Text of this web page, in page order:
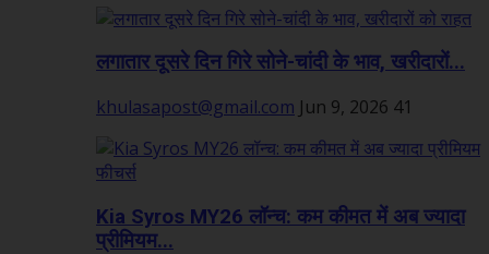
लगातार दूसरे दिन गिरे सोने-चांदी के भाव, खरीदारों...
khulasapost@gmail.com Jun 9, 2026 41
Kia Syros MY26 लॉन्च: कम कीमत में अब ज्यादा
प्रीमियम...